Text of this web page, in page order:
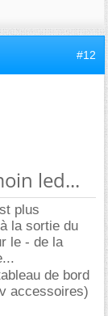
#12
led...
plus
la sortie du
le - de la
de bord
accessoires)